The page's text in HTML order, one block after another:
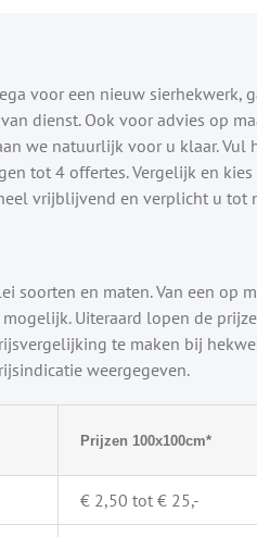
voor een nieuw sierhekwerk,
dienst. Ook voor advies op
we natuurlijk voor u klaar. Vul
tot 4 offertes. Vergelijk en
vrijblijvend en verplicht u tot
soorten en maten. Van een op
Uiteraard lopen de
te maken bij
weergegeven.
Prijzen 100x100cm*
€ 2,50 tot € 25,-